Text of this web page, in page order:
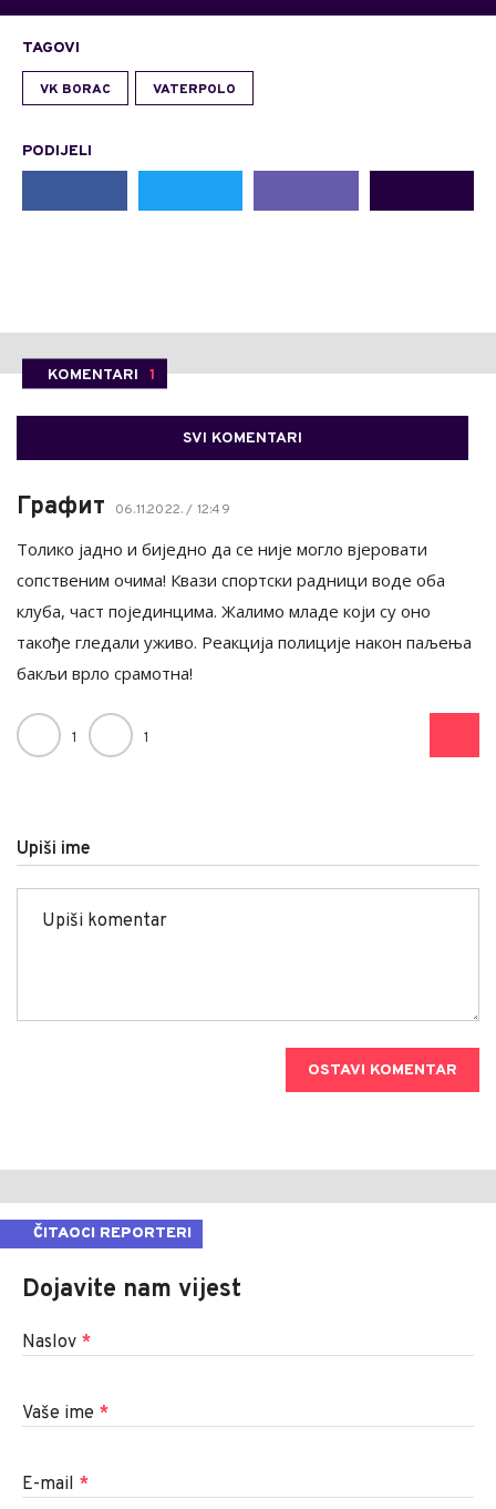
TAGOVI
VK BORAC VATERPOLO
PODIJELI
KOMENTARI 1
SVI KOMENTARI
Графит 06.11.2022. / 12:49
Толико јадно и биједно да се није могло вјеровати
сопственим очима! Квази спортски радници воде оба
клуба, част појединцима. Жалимо младе који су оно
такође гледали уживо. Реакција полиције након паљења
бакљи врло срамотна!
1 1
Upiši ime
OSTAVI KOMENTAR
ČITAOCI REPORTERI
Dojavite nam vijest
Naslov *
Vaše ime *
E-mail *